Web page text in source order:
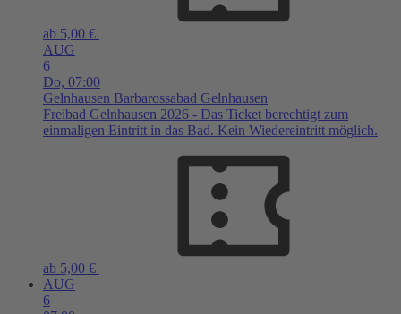
ab 5,00 €
AUG
6
Do, 07:00
Gelnhausen Barbarossabad Gelnhausen
Freibad Gelnhausen 2026 - Das Ticket berechtigt zum
einmaligen Eintritt in das Bad. Kein Wiedereintritt möglich.
ab 5,00 €
AUG
6